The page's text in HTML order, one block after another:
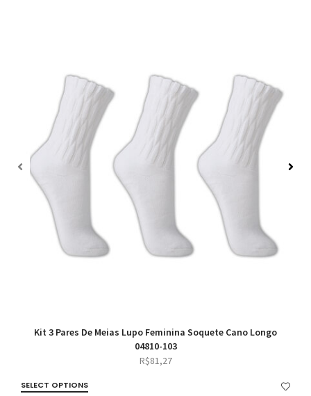
Kit 3 Pares De Meias Lupo Feminina Soquete Cano Longo
04810-103
R$81,27
SELECT OPTIONS